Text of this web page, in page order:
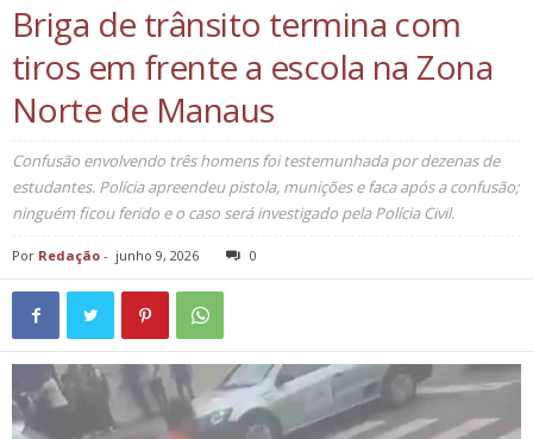
Briga de trânsito termina com
tiros em frente a escola na Zona
Norte de Manaus
Confusão envolvendo três homens foi testemunhada por dezenas de
estudantes. Polícia apreendeu pistola, munições e faca após a confusão;
ninguém ficou ferido e o caso será investigado pela Polícia Civil.
Por Redação - junho 9, 2026 0